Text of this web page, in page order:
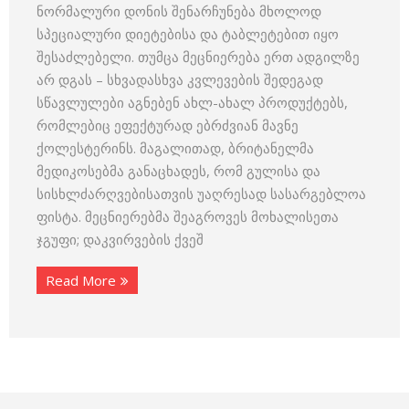
ნორმალური დონის შენარჩუნება მხოლოდ
სპეციალური დიეტებისა და ტაბლეტებით იყო
შესაძლებელი. თუმცა მეცნიერება ერთ ადგილზე
არ დგას – სხვადასხვა კვლევების შედეგად
სწავლულები აგნებენ ახლ-ახალ პროდუქტებს,
რომლებიც ეფექტურად ებრძვიან მავნე
ქოლესტერინს. მაგალითად, ბრიტანელმა
მედიკოსებმა განაცხადეს, რომ გულისა და
სისხლძარღვებისათვის უაღრესად სასარგებლოა
ფისტა. მეცნიერებმა შეაგროვეს მოხალისეთა
ჯგუფი; დაკვირვების ქვეშ
Read More